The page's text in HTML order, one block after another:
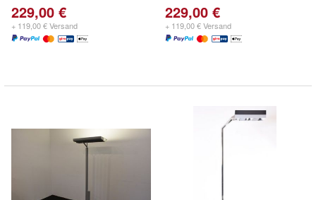
229,00 €
+ 119,00 € Versand
229,00 €
+ 119,00 € Versand